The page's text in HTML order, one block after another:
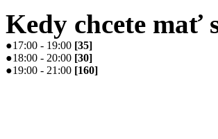
Kedy chcete mať
●17:00 - 19:00 [35]
●18:00 - 20:00 [30]
●19:00 - 21:00 [160]